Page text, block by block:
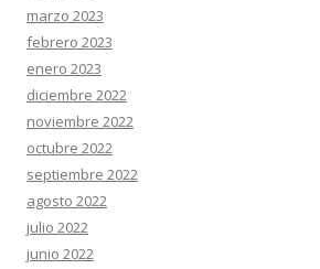
marzo 2023
febrero 2023
enero 2023
diciembre 2022
noviembre 2022
octubre 2022
septiembre 2022
agosto 2022
julio 2022
junio 2022